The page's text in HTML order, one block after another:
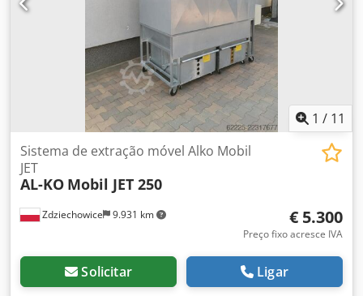
1 / 11
Zdziechowice 9.931 km
Sistema de extração móvel Alko Mobil
JET
AL-KO Mobil JET 250
€ 5.300
Preço fixo acresce IVA
Solicitar Ligar